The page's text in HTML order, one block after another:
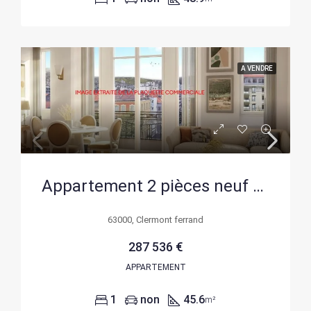
A VENDRE
Appartement 2 pièces neuf à Clermont-Ferrand, livraison 2027, 45,60 m², prix 287 536 €
63000, Clermont ferrand
287 536 €
APPARTEMENT
1 non 45.6m²